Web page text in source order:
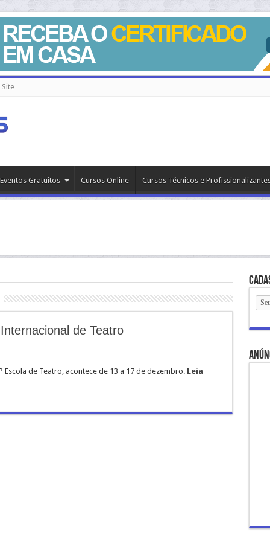
Gratuitos Cursos Online Cursos Técnicos e
de Teatro
Escola de Teatro, acontece de 13 a 17 de dezembro. Leia